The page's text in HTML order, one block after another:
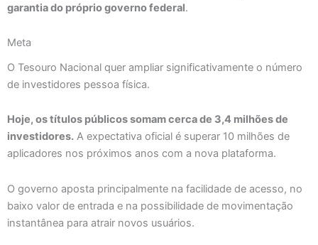
garantia do próprio governo federal.
Meta
O Tesouro Nacional quer ampliar significativamente o número
de investidores pessoa física.
Hoje, os títulos públicos somam cerca de 3,4 milhões de
investidores. A expectativa oficial é superar 10 milhões de
aplicadores nos próximos anos com a nova plataforma.
O governo aposta principalmente na facilidade de acesso, no
baixo valor de entrada e na possibilidade de movimentação
instantânea para atrair novos usuários.